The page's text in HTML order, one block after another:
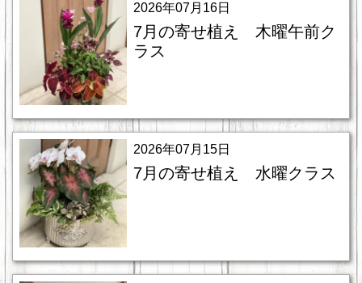
2026年07月16日
7月の寄せ植え 木曜午前ク
ラス
2026年07月15日
7月の寄せ植え 水曜クラス